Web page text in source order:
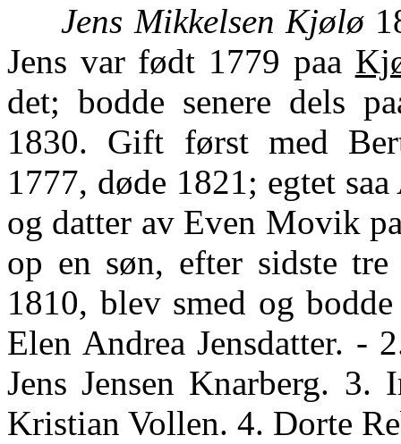
Jens Mikkelsen Kjølø
Jens var født 1779 paa
det; bodde senere dels
1830. Gift først med
1777, døde 1821; egtet
og datter av Even Movik
op en søn, efter sidste
1810, blev smed og
Elen Andrea Jensdatter. -
Jens Jensen Knarberg.
Kristian Vollen. 4. Dorte